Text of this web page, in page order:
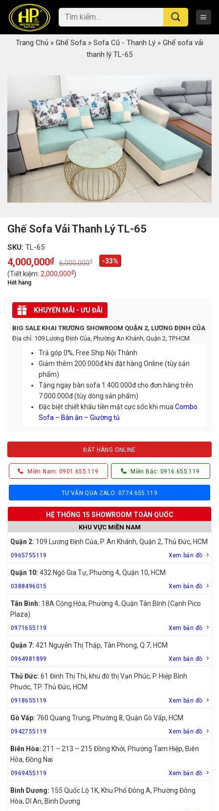
content
Tìm
kiếm:
Trang Chủ » Ghế Sofa » Sofa Cũ - Thanh Lý » Ghế sofa vải
thanh lý TL-65
Ghế Sofa Vải Thanh Lý TL-65
SKU: TL-65
6,000,000₫
Original
price
was:
6,000,000₫.
4,000,000₫
Current
price
is:
4,000,000₫.
-33%
(Tiết kiệm: 2,000,000₫)
Hết hàng
KHUYẾN MÃI - ƯU ĐÃI
BIG SALE KHAI TRƯƠNG SHOWROOM QUẬN 2, LƯƠNG ĐỊNH CỦA
Địa chỉ: 109 Lương Định Của, Phường An Khánh, Quận 2, TP.HCM
Trả góp 0%, Free Ship Nội Thành
Giảm thêm 200.000đ khi đặt hàng Online (tùy sản
phẩm)
Tặng ngay bàn sofa 1.400.000đ cho đơn hàng trên
7.000.000đ (tùy dòng sản phẩm)
Đặc biệt chiết khấu tiền mặt cực sốc khi muaCombo
Sofa – Bàn ăn – Giường tủ
ĐẶT HÀNG ONLINE
Miền Nam: 0901.655.119 Miền Bắc: 0916.655.119
TƯ VẤN QUA ZALO: 0774.655.119
HỆ THỐNG 15 SHOWROOM TOÀN QUỐC
KHU VỰC MIỀN NAM
Quận 2: 109 Lương Định Của, P. An Khánh, Quận 2, Thủ Đức, HCM
0965755119 Xem bản đồ
Quận 10: 432 Ngô Gia Tự, Phường 4, Quận 10, HCM
0388496015 Xem bản đồ
Tân Bình: 18A Cộng Hòa, Phường 4, Quận Tân Bình (Cạnh Pico
Plaza)
0971655119 Xem bản đồ
Quận 7: 421 Nguyễn Thị Thập, Tân Phong, Q.7, HCM
0964981899 Xem bản đồ
Thủ Đức: 61 Đinh Thị Thi, khu đô thị Vạn Phúc, P. Hiệp Bình
Phước, TP. Thủ Đức, HCM
0918655119 Xem bản đồ
Gò Vấp: 760 Quang Trung, Phường 8, Quận Gò Vấp, HCM
0942755119 Xem bản đồ
Biên Hòa: 211 – 213 – 215 Đồng Khởi, Phường Tam Hiệp, Biên
Hòa, Đồng Nai
0969455119 Xem bản đồ
Bình Dương: 155 Quốc Lộ 1K, Khu Phố Đông A, Phường Đông
Hòa, Dĩ An, Bình Dương